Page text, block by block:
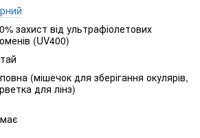
захист від ультрафіолетових
(UV400)
(мішечок для зберігання окулярів,
для лінз)